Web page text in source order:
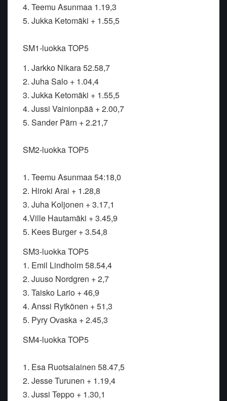
4. Teemu Asunmaa 1.19,3
5. Jukka Ketomäki + 1.55,5
SM1-luokka TOP5
1. Jarkko Nikara 52.58,7
2. Juha Salo + 1.04,4
3. Jukka Ketomäki + 1.55,5
4. Jussi Vainionpää + 2.00,7
5. Sander Pärn + 2.21,7
SM2-luokka TOP5
1. Teemu Asunmaa 54:18,0
2. Hiroki Arai + 1.28,8
3. Juha Koljonen + 3.17,1
4.Ville Hautamäki + 3.45,9
5. Kees Burger + 3.54,8
SM3-luokka TOP5
1. Emil Lindholm 58.54,4
2. Juuso Nordgren + 2,7
3. Taisko Lario + 46,9
4. Anssi Rytkönen + 51,3
5. Pyry Ovaska + 2.45,3
SM4-luokka TOP5
1. Esa Ruotsalainen 58.47,5
2. Jesse Turunen + 1.19,4
3. Jussi Teppo + 1.30,1